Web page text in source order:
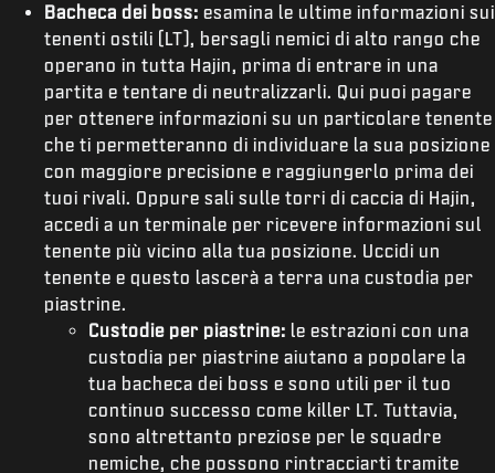
Bacheca dei boss: esamina le ultime informazioni sui
tenenti ostili (LT), bersagli nemici di alto rango che
operano in tutta Hajin, prima di entrare in una
partita e tentare di neutralizzarli. Qui puoi pagare
per ottenere informazioni su un particolare tenente
che ti permetteranno di individuare la sua posizione
con maggiore precisione e raggiungerlo prima dei
tuoi rivali. Oppure sali sulle torri di caccia di Hajin,
accedi a un terminale per ricevere informazioni sul
tenente più vicino alla tua posizione. Uccidi un
tenente e questo lascerà a terra una custodia per
piastrine.
Custodie per piastrine: le estrazioni con una
custodia per piastrine aiutano a popolare la
tua bacheca dei boss e sono utili per il tuo
continuo successo come killer LT. Tuttavia,
sono altrettanto preziose per le squadre
nemiche, che possono rintracciarti tramite